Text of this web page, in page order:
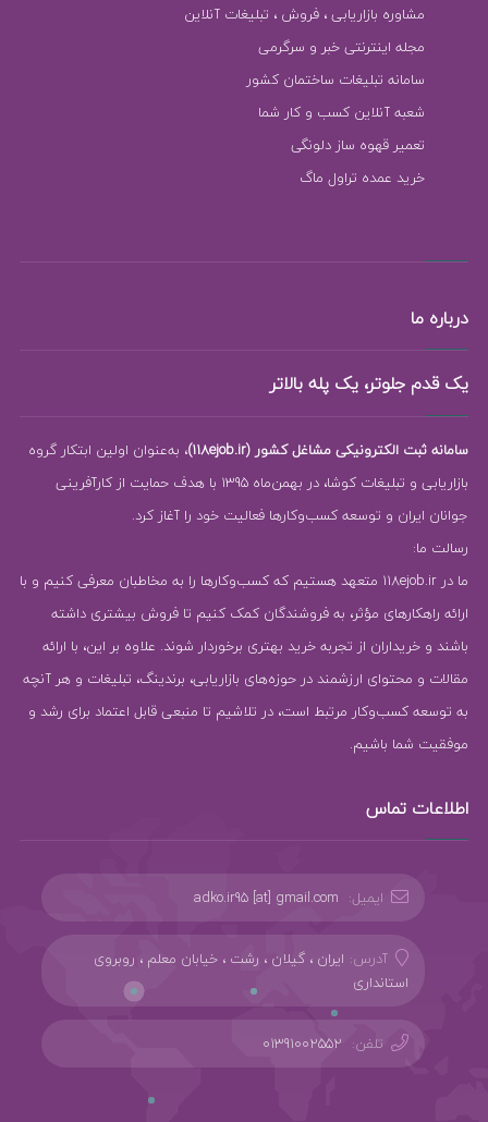
مشاوره بازاریابی ، فروش ، تبلیغات آنلاین
مجله اینترنتی خبر و سرگرمی
سامانه تبلیغات ساختمان کشور
شعبه آنلاین کسب و کار شما
تعمیر قهوه ساز دلونگی
خرید عمده تراول ماگ
درباره ما
یک قدم جلوتر، یک پله بالاتر
سامانه ثبت الکترونیکی مشاغل کشور (118ejob.ir)
، به‌عنوان اولین ابتکار گروه
بازاریابی و تبلیغات کوشا، در بهمن‌ماه 1395 با هدف حمایت از کارآفرینی
جوانان ایران و توسعه کسب‌وکارها فعالیت خود را آغاز کرد.
رسالت ما:
ما در 118ejob.ir متعهد هستیم که کسب‌وکارها را به مخاطبان معرفی کنیم و با
ارائه راهکارهای مؤثر، به فروشندگان کمک کنیم تا فروش بیشتری داشته
باشند و خریداران از تجربه خرید بهتری برخوردار شوند. علاوه بر این، با ارائه
مقالات و محتوای ارزشمند در حوزه‌های بازاریابی، برندینگ، تبلیغات و هر آنچه
به توسعه کسب‌وکار مرتبط است، در تلاشیم تا منبعی قابل اعتماد برای رشد و
موفقیت شما باشیم.
اطلاعات تماس
ایمیل: adko.ir95 [at] gmail.com
آدرس: ایران ، گیلان ، رشت ، خیابان معلم ، روبروی
استانداری
تلفن: 01391002552